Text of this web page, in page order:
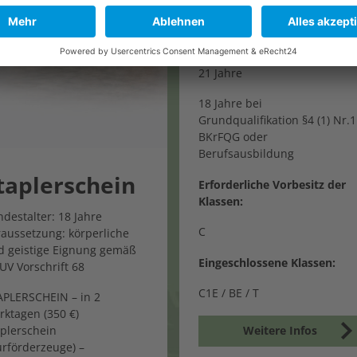
18 Jahre
körperliche
geistige Eignung gemäß
Vorschrift 68
– in 2
(350 €)
–
Klasse CE
Mindesalter:
21 Jahre
18 Jahre bei
Grundqualifikation §4 (1) Nr.1
BKrFQG oder
Berufsausbildung
Erforderliche Vorbesitz der
Klassen:
C
Eingeschlossene Klassen:
C1E / BE / T
Weitere Infos